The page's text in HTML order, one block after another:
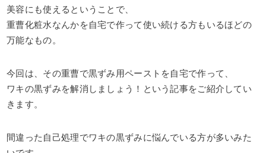
美容にも使えるということで、
重曹化粧水なんかを自宅で作って使い続ける方もいるほどの
万能なもの。
今回は、その重曹で黒ずみ用ペーストを自宅で作って、
ワキの黒ずみを解消しましょう！という記事をご紹介してい
きます。
間違った自己処理でワキの黒ずみに悩んでいる方が多いみた